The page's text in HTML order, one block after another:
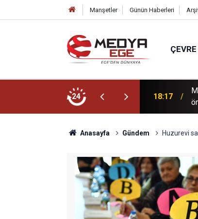
Manşetler Günün Haberleri
ÇEVRE
24
sayısını 696'ya çıkardık" 18:17
Anasayfa Gündem Huzurevi